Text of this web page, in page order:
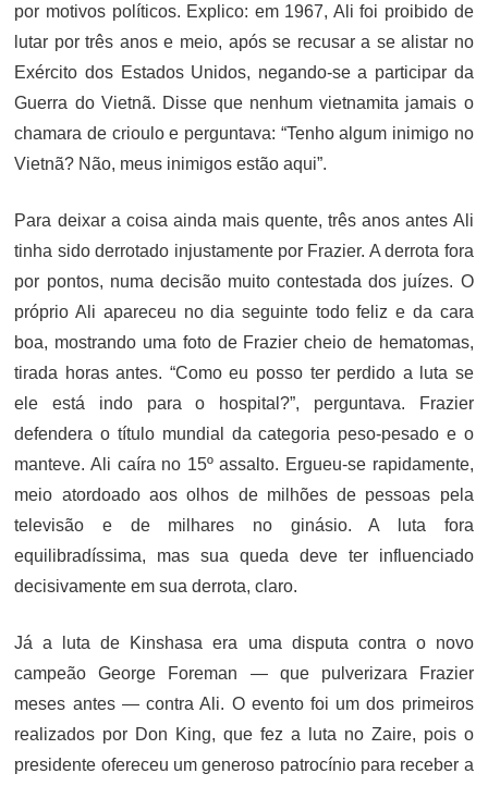
por motivos políticos. Explico: em 1967, Ali foi proibido de
lutar por três anos e meio, após se recusar a se alistar no
Exército dos Estados Unidos, negando-se a participar da
Guerra do Vietnã. Disse que nenhum vietnamita jamais o
chamara de crioulo e perguntava: “Tenho algum inimigo no
Vietnã? Não, meus inimigos estão aqui”.
Para deixar a coisa ainda mais quente, três anos antes Ali
tinha sido derrotado injustamente por Frazier. A derrota fora
por pontos, numa decisão muito contestada dos juízes. O
próprio Ali apareceu no dia seguinte todo feliz e da cara
boa, mostrando uma foto de Frazier cheio de hematomas,
tirada horas antes. “Como eu posso ter perdido a luta se
ele está indo para o hospital?”, perguntava. Frazier
defendera o título mundial da categoria peso-pesado e o
manteve. Ali caíra no 15º assalto. Ergueu-se rapidamente,
meio atordoado aos olhos de milhões de pessoas pela
televisão e de milhares no ginásio. A luta fora
equilibradíssima, mas sua queda deve ter influenciado
decisivamente em sua derrota, claro.
Já a luta de Kinshasa era uma disputa contra o novo
campeão George Foreman — que pulverizara Frazier
meses antes — contra Ali. O evento foi um dos primeiros
realizados por Don King, que fez a luta no Zaire, pois o
presidente ofereceu um generoso patrocínio para receber a